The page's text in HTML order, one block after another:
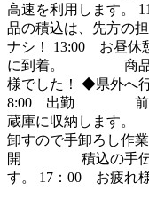
高速を利用します
品の積込は、先方の
ナシ！ 13:00 お昼休
に到着。 商品
様でした！ ◆県外へ
8:00 出勤 前日の
蔵庫に収納します
卸すので手卸ろし作
開 積込の手伝い
す。 17：00 お疲れ